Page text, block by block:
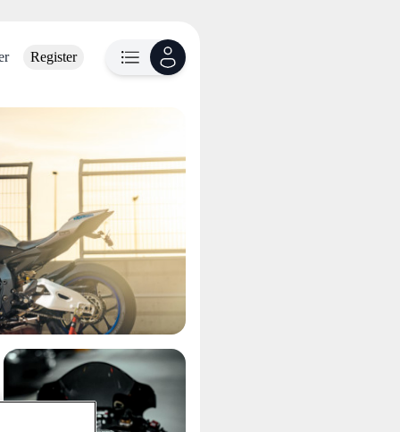
Register